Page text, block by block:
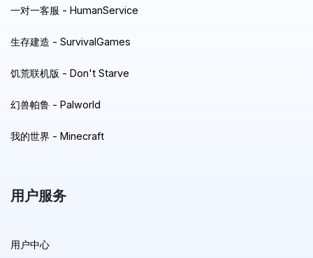
一对一客服 - HumanService
生存建造 - SurvivalGames
饥荒联机版 - Don't Starve
幻兽帕鲁 - Palworld
我的世界 - Minecraft
用户服务
用户中心